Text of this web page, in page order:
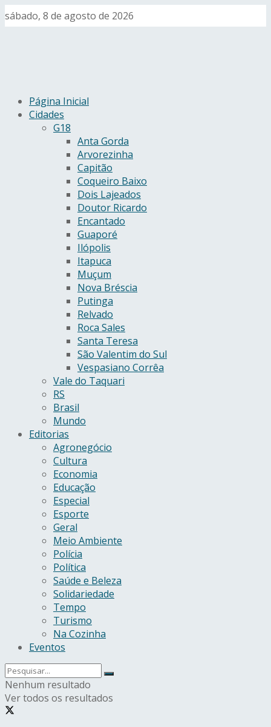
sábado, 8 de agosto de 2026
Página Inicial
Cidades
G18
Anta Gorda
Arvorezinha
Capitão
Coqueiro Baixo
Dois Lajeados
Doutor Ricardo
Encantado
Guaporé
Ilópolis
Itapuca
Muçum
Nova Bréscia
Putinga
Relvado
Roca Sales
Santa Teresa
São Valentim do Sul
Vespasiano Corrêa
Vale do Taquari
RS
Brasil
Mundo
Editorias
Agronegócio
Cultura
Economia
Educação
Especial
Esporte
Geral
Meio Ambiente
Polícia
Política
Saúde e Beleza
Solidariedade
Tempo
Turismo
Na Cozinha
Eventos
Nenhum resultado
Ver todos os resultados